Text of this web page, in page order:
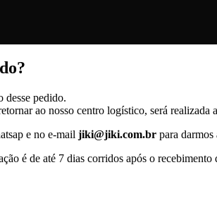
desse pedido.
ao nosso centro logístico, será realizada
e no e-mail jiki@jiki.com.br para
é de até 7 dias corridos após o recebimento